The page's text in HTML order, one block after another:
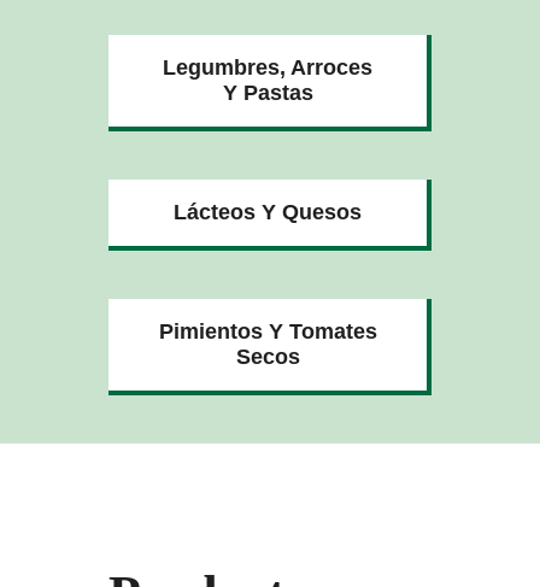
Legumbres, Arroces
Y Pastas
Lácteos Y Quesos
Pimientos Y Tomates
Secos